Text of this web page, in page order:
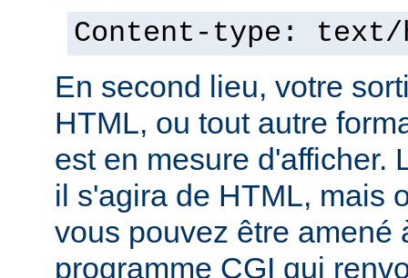
Content-type: text/
En second lieu, votre
HTML, ou tout autre
est en mesure d'afficher.
il s'agira de HTML, mais
vous pouvez être amené
programme CGI qui